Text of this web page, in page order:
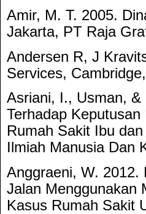
Amir, M. T. 2005.
Jakarta, PT Raja
Andersen R, J
Services,
Asriani, I., Usman,
Terhadap
Rumah Sakit Ibu
Ilmiah Manusia Dan
Anggraeni, W. 2012.
Jalan Menggunakan
Kasus Rumah Sakit